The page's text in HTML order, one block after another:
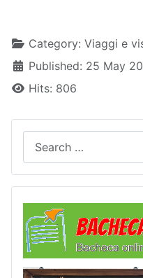
DetailsCategory: Viaggi e
Published: 25 May
Hits: 806